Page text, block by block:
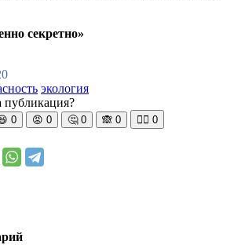
секретно»
экология
публикация?
0 😡 0 🤔 0 🙈 0 🧘‍♀️ 0